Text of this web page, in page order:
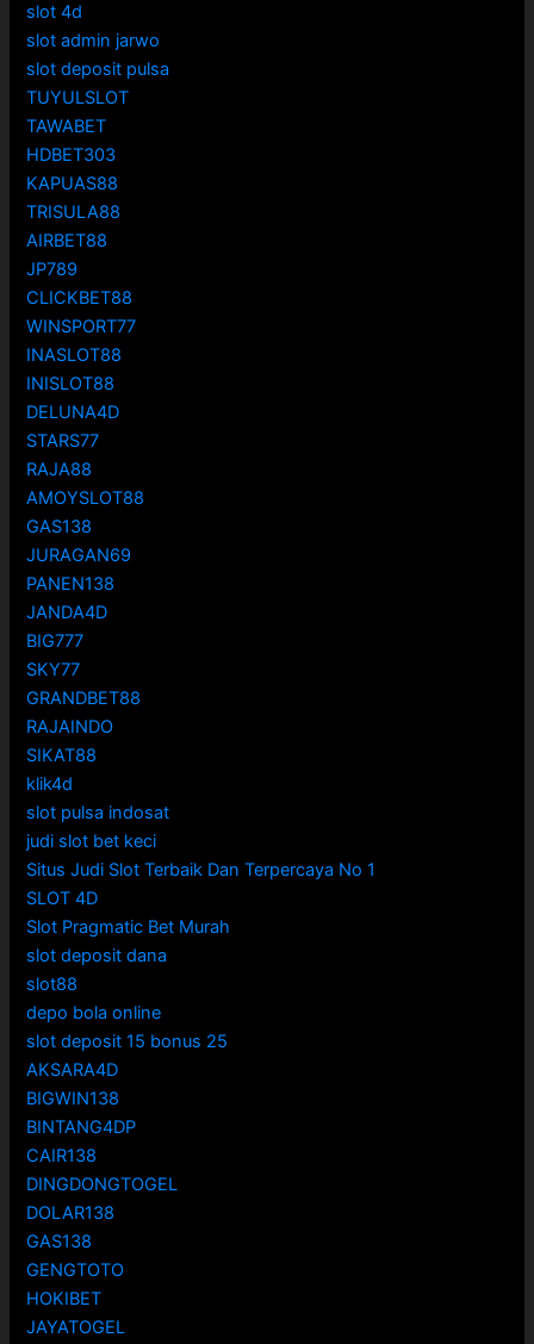
slot 4d
slot admin jarwo
slot deposit pulsa
TUYULSLOT
TAWABET
HDBET303
KAPUAS88
TRISULA88
AIRBET88
JP789
CLICKBET88
WINSPORT77
INASLOT88
INISLOT88
DELUNA4D
STARS77
RAJA88
AMOYSLOT88
GAS138
JURAGAN69
PANEN138
JANDA4D
BIG777
SKY77
GRANDBET88
RAJAINDO
SIKAT88
klik4d
slot pulsa indosat
judi slot bet keci
Situs Judi Slot Terbaik Dan Terpercaya No 1
SLOT 4D
Slot Pragmatic Bet Murah
slot deposit dana
slot88
depo bola online
slot deposit 15 bonus 25
AKSARA4D
BIGWIN138
BINTANG4DP
CAIR138
DINGDONGTOGEL
DOLAR138
GAS138
GENGTOTO
HOKIBET
JAYATOGEL